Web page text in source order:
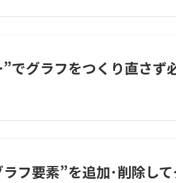
でグラフをつくり直さず
フ要素”を追加･削除し